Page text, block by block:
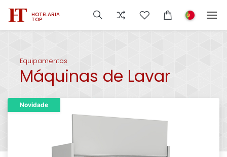
HOTELARIA
TOP
Equipamentos
Máquinas de Lavar
Novidade